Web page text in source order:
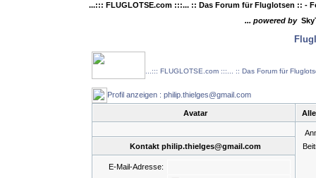
...::: FLUGLOTSE.com :::... :: Das Forum für Fluglotsen :: -
... powered by
...::: FLUGLOTSE.com :::... :: Das Forum für
Profil anzeigen : philip.thielges@gmail.com
Avatar
Kontakt philip.thielges@gmail.com
E-Mail-Adresse: